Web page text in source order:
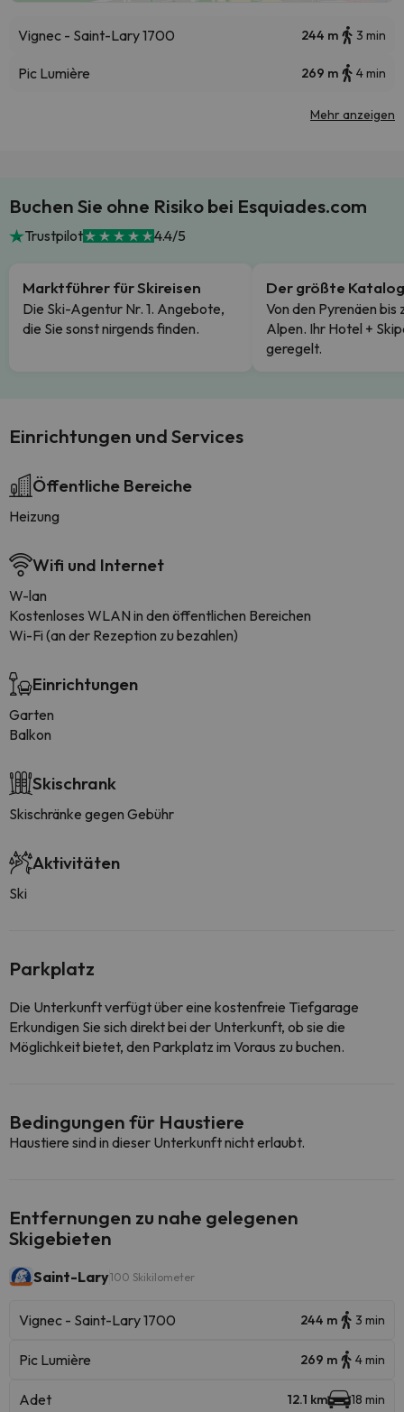
Vignec - Saint-Lary 1700 244 m 3 min
Pic Lumière 269 m 4 min
Mehr anzeigen
Buchen Sie ohne Risiko bei Esquiades.com
Trustpilot 4.4/5
Marktführer für Skireisen
Die Ski-Agentur Nr. 1. Angebote,
die Sie sonst nirgends finden.
Der größte Katalog
Von den Pyrenäen bis
Alpen. Ihr Hotel +
geregelt.
Einrichtungen und Services
Öffentliche Bereiche
Heizung
Wifi und Internet
W-lan
Kostenloses WLAN in den öffentlichen Bereichen
Wi-Fi (an der Rezeption zu bezahlen)
Einrichtungen
Garten
Balkon
Skischrank
Skischränke gegen Gebühr
Aktivitäten
Ski
Parkplatz
Die Unterkunft verfügt über eine kostenfreie Tiefgarage
Erkundigen Sie sich direkt bei der Unterkunft, ob sie die
Möglichkeit bietet, den Parkplatz im Voraus zu buchen.
Bedingungen für Haustiere
Haustiere sind in dieser Unterkunft nicht erlaubt.
Entfernungen zu nahe gelegenen
Skigebieten
Saint-Lary100 Skikilometer
Vignec - Saint-Lary 1700 244 m 3 min
Pic Lumière 269 m 4 min
Adet 12.1 km 18 min